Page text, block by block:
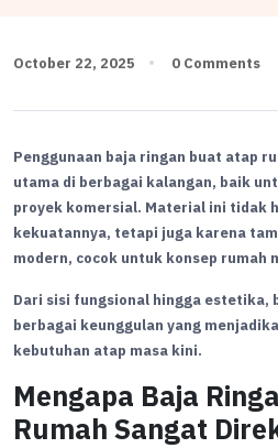
October 22, 2025 0 Comments
Penggunaan baja ringan buat atap
utama di berbagai kalangan, baik
proyek komersial. Material ini tidak
kekuatannya, tetapi juga karena
modern, cocok untuk konsep rumah
Dari sisi fungsional hingga estetika,
berbagai keunggulan yang
kebutuhan atap masa kini.
Mengapa Baja
Rumah Sangat